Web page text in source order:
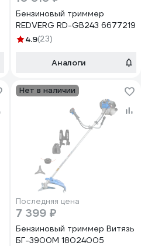
Бензиновый триммер
REDVERG RD-GB243 6677219
4.9(23)
Аналоги
Нет в наличии
Последняя цена
7 399 ₽
Бензиновый триммер Витязь
БГ-3900М 18024005